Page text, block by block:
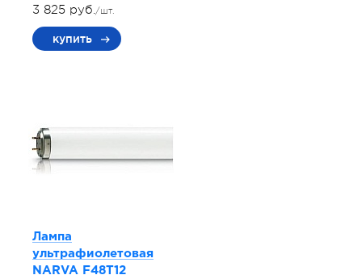
3 825 руб./шт.
купить
Лампа
ультрафиолетовая
NARVA F48T12